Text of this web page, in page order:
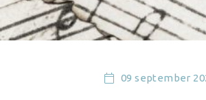
09 september